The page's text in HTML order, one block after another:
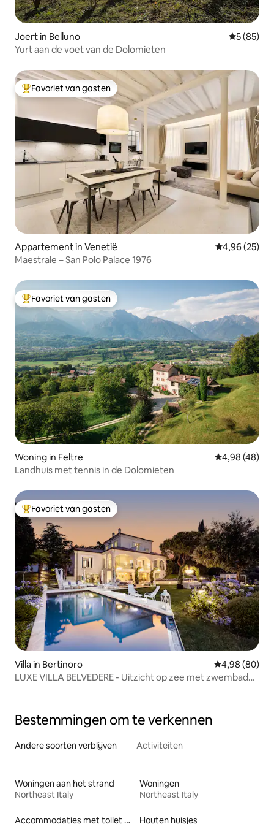
Joert in Belluno
5 (85)
Yurt aan de voet van de Dolomieten
Topfavoriet van gasten
Favoriet van gasten
Appartement in Venetië Gemiddelde
4,96 (25)
Maestrale – San Polo Palace 1976
Topfavoriet van gasten
Favoriet van gasten
Woning in Feltre Gemiddelde
4,98 (48)
Landhuis met tennis in de Dolomieten
Topfavoriet van gasten
Favoriet van gasten
Villa in Bertinoro Gemiddelde
4,98 (80)
LUXE VILLA BELVEDERE - Uitzicht op zee met zwembad
Bestemmingen om te verkennen
Andere soorten verblijven Activiteiten
Woningen aan het strand
Northeast Italy
Woningen
Northeast Italy
Accommodaties met toilet op toegankelijke hoogte Houten huisjes